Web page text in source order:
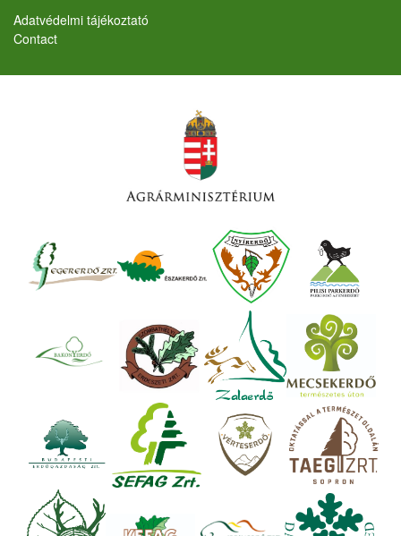
Lábléc
Adatvédelmi tájékoztató
Contact